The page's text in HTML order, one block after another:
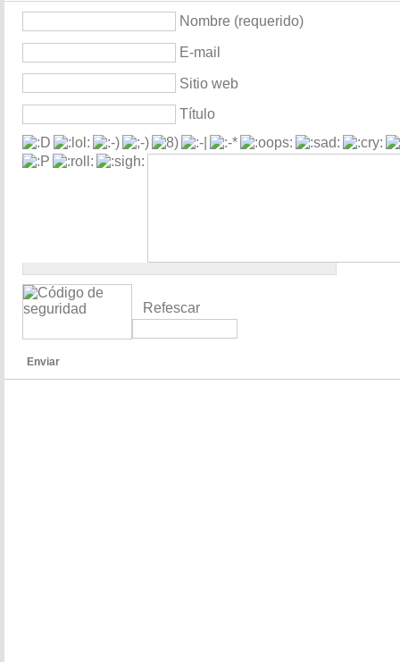
Nombre (requerido)
E-mail
Sitio web
Título
Refescar
Enviar